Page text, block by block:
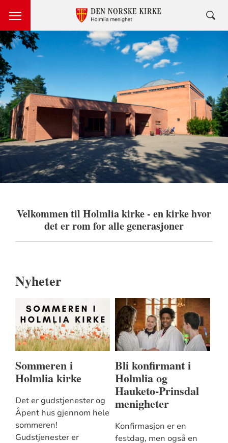
Velkommen til Holmlia kirke - en kirke hvor
det er rom for alle generasjoner
Nyheter
Sommeren i
Holmlia kirke
Det er gudstjenester og
Åpent hus gjennom hele
sommeren!
Gudstjenester er
Bli konfirmant i
Holmlia og
Hauketo-Prinsdal
menigheter
Konfirmasjon er en
festdag, men også en